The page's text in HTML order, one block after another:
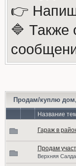
👉
🔷 Также
Продам/куплю
Название
Гараж в
Продам
Верхняя Салда